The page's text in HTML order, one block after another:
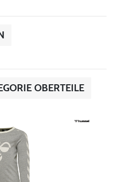
OBERTEILE